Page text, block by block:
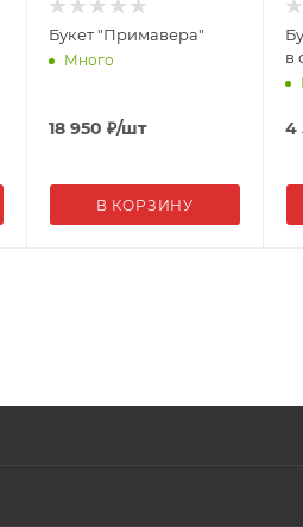
Букет "Примавера"
Много
18 950 ₽/шт
В КОРЗИНУ
в
4